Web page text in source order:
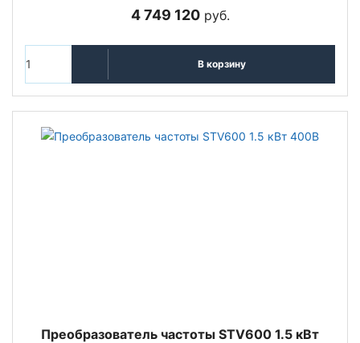
4 749 120руб.
В корзину
Преобразователь частоты STV600 1.5 кВт